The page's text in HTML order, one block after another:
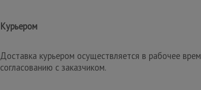
Курьером
Доставка курьером осуществляется в рабочее
согласованию с заказчиком.